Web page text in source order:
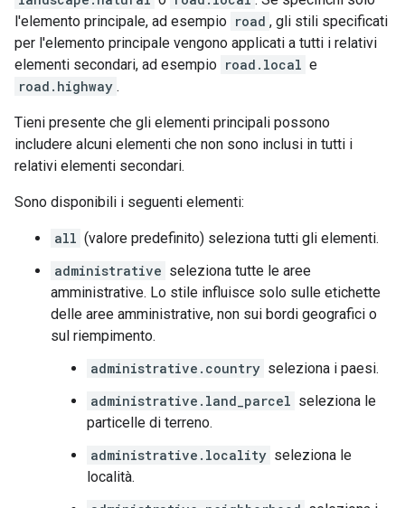
l'elemento principale, ad esempio road , gli stili specificati
per l'elemento principale vengono applicati a tutti i relativi
elementi secondari, ad esempio road.local e
road.highway .
Tieni presente che gli elementi principali possono
includere alcuni elementi che non sono inclusi in tutti i
relativi elementi secondari.
Sono disponibili i seguenti elementi:
all (valore predefinito) seleziona tutti gli elementi.
administrative seleziona tutte le aree
amministrative. Lo stile influisce solo sulle etichette
delle aree amministrative, non sui bordi geografici o
sul riempimento.
administrative.country seleziona i paesi.
administrative.land_parcel seleziona le
particelle di terreno.
administrative.locality seleziona le
località.